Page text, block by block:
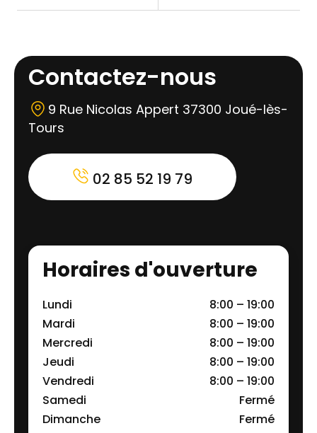
Contactez-nous
9 Rue Nicolas Appert 37300 Joué-lès-
Tours
02 85 52 19 79
Horaires d'ouverture
Lundi
8:00 – 19:00
Mardi
8:00 – 19:00
Mercredi
8:00 – 19:00
Jeudi
8:00 – 19:00
Vendredi
8:00 – 19:00
Samedi
Fermé
Dimanche
Fermé